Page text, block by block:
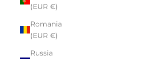
(EUR €)
Romania
(EUR €)
Russia